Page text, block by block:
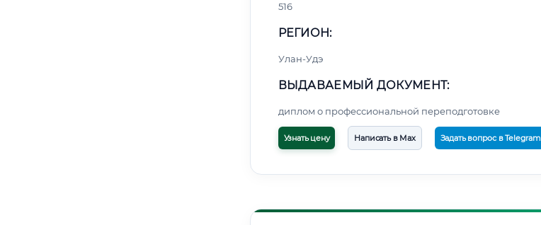
516
РЕГИОН:
Улан-Удэ
ВЫДАВАЕМЫЙ ДОКУМЕНТ:
диплом о профессиональной переподготовке
Узнать цену Написать в Max Задать вопрос в Telegram